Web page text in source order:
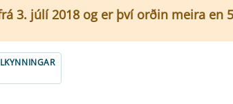
3. júlí 2018 og er því orðin meira en